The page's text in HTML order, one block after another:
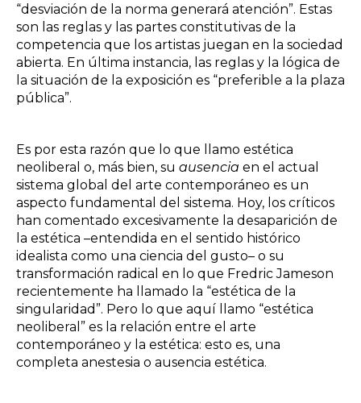
“desviación de la norma generará atención”. Estas
son las reglas y las partes constitutivas de la
competencia que los artistas juegan en la sociedad
abierta. En última instancia, las reglas y la lógica de
la situación de la exposición es “preferible a la plaza
pública”.
Es por esta razón que lo que llamo estética
neoliberal o, más bien, su ausencia en el actual
sistema global del arte contemporáneo es un
aspecto fundamental del sistema. Hoy, los críticos
han comentado excesivamente la desaparición de
la estética –entendida en el sentido histórico
idealista como una ciencia del gusto– o su
transformación radical en lo que Fredric Jameson
recientemente ha llamado la “estética de la
singularidad”. Pero lo que aquí llamo “estética
neoliberal” es la relación entre el arte
contemporáneo y la estética: esto es, una
completa anestesia o ausencia estética.